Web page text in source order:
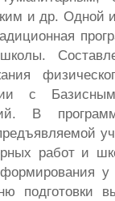
и др. Одной
школы.
с
В
работ и
подготовки